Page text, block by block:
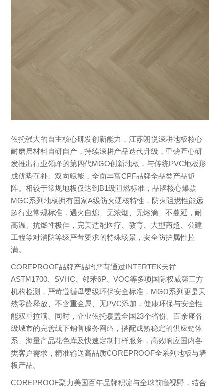
依托强大的自主核心研发创新能力，江苏朗悦深耕地板核心
耐磨层材料自研自产，持续深耕产品迭代升级，重磅匠心研
发推出行业领峰的第四代MGO创新地板，与传统PVC地板形
成优势互补、双向赋能，全面丰富CPF品牌全品类产品矩
阵。相较于常规地板仅达到B1级阻燃标准，品牌核心爆款
MGO系列地板拥有国家A级防火硬核特性，防火阻燃性能远
超行业常规标准，遇火自熄、无浓烟、无熔滴、不蔓延，耐
高温、抗燃性极佳，完美适配医疗、教育、大型商超、公建
工程等对消防等级严苛要求的特殊场景，安全防护属性拉
满。
COREPROOF品牌产品均严苛通过INTERTEK天祥
ASTM1700、SVHC、邻苯6P、VOC等多项国际权威第三方
机构检测，严苛遵循母婴级环保安全标准，MGO系列更是天
然零醛释放、不含重金属、无PVC添加，健康环保与安全性
能双重拉满。同时，企业依托覆盖全国23个省份、百余座各
级城市的完善线下销售服务网络，搭配成熟稳定的供应链体
系、海量产品花色库及快速定制打样服务，高效响应国内各
类客户需求，精准输送高品质COREPROOF全系列地板与墙
板产品。
COREPROOF聚力美国百年品牌积淀与全球前瞻视野，结合